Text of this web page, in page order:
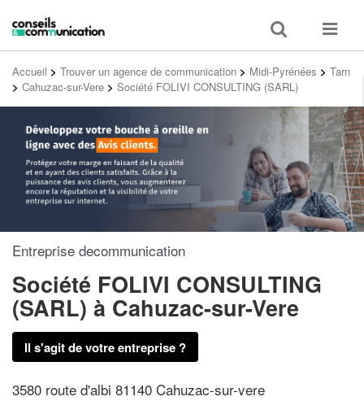
Toggle
search
Toggle
Accueil > Trouver un agence de communication > Midi-Pyrénées > Tarn
> Cahuzac-sur-Vere > Société FOLIVI CONSULTING (SARL)
Entreprise decommunication
Société FOLIVI CONSULTING
(SARL) à Cahuzac-sur-Vere
Il s'agit de votre entreprise ?
3580 route d'albi 81140 Cahuzac-sur-vere